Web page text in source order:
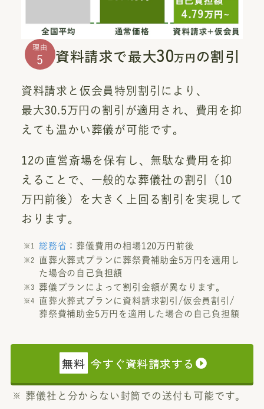
理由
5 資料請求で最大30万円 の割引
資料請求と仮会員特別割引により、
最大30.5万円の割引が適用され、費用を抑
えても温かい葬儀が可能です。
12の直営斎場を保有し、無駄な費用を抑
えることで、一般的な葬儀社の割引（10
万円前後）を大きく上回る割引を実現して
おります。
総務省 ：葬儀費用の相場120万円前後
直葬火葬式プランに葬祭費補助金5万円を適用し
た場合の自己負担額
葬儀プランによって割引金額が異なります。
直葬火葬式プランに資料請求割引/仮会員割引/
葬祭費補助金5万円を適用した場合の自己負担額
無料 今すぐ資料請求する
葬儀社と分からない封筒での送付も可能です。